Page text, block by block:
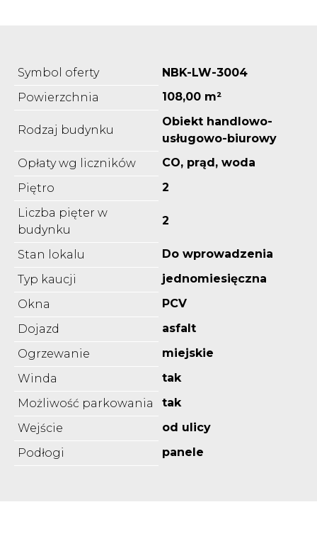
Symbol oferty
NBK-LW-3004
Powierzchnia
108,00 m²
Rodzaj budynku
Obiekt handlowo-
usługowo-biurowy
Opłaty wg liczników
CO, prąd, woda
Piętro
2
Liczba pięter w
budynku
2
Stan lokalu
Do wprowadzenia
Typ kaucji
jednomiesięczna
Okna
PCV
Dojazd
asfalt
Ogrzewanie
miejskie
Winda
tak
Możliwość parkowania
tak
Wejście
od ulicy
Podłogi
panele